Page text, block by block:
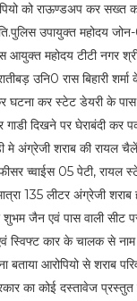
को राऊण्डअप कर सख्त
उपायुक्त महोदय
आयुक्त महोदय टीटी नगर
उनि0 रास बिहारी
कर स्टेट डेयरी के पास
दिखने पर घेराबंदी कर
मे अंग्रेजी शराब की रायल
च्वाईस 05 पेटी, रायल
135 लीटर अंग्रेजी शराब
जैन एवं पास वाली सीट
स्विफ्ट कार के चालक से
बताया आरोपियो से शराब
का कोई दस्तावेज प्रस्तुत